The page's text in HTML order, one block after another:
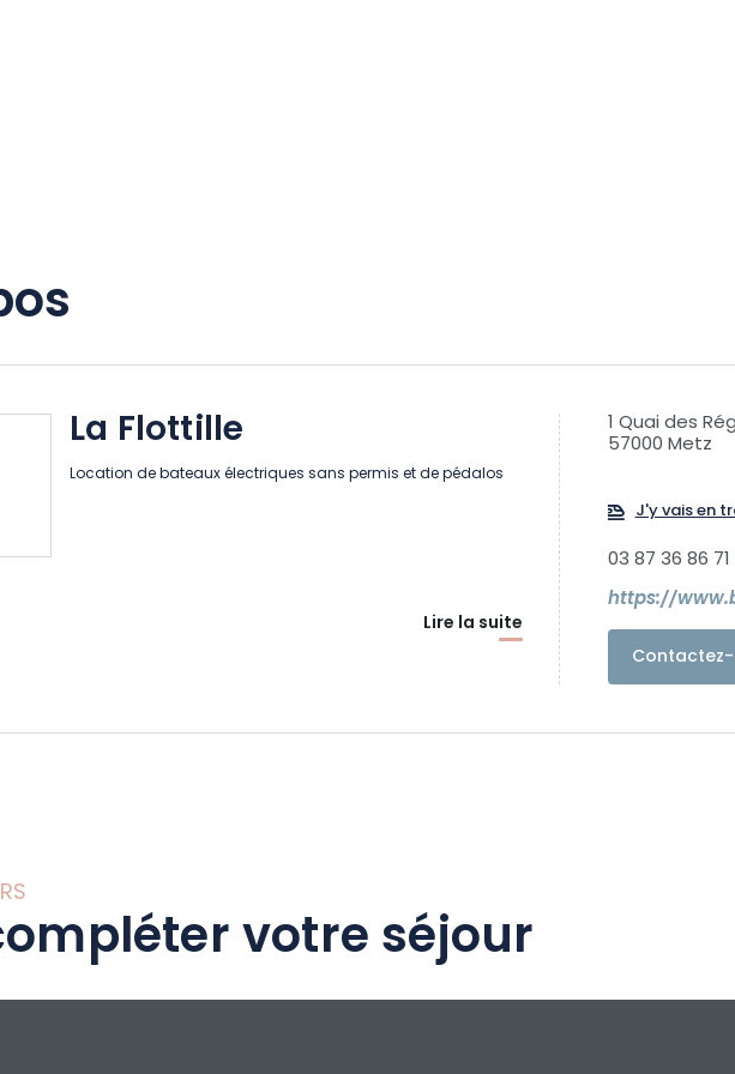
La Flottille
Location de bateaux électriques sans permis et de pédalos
Lire la suite
1 Quai des
57000 Metz
J'y vais en
03 87 36 86 71
https://
votre séjour